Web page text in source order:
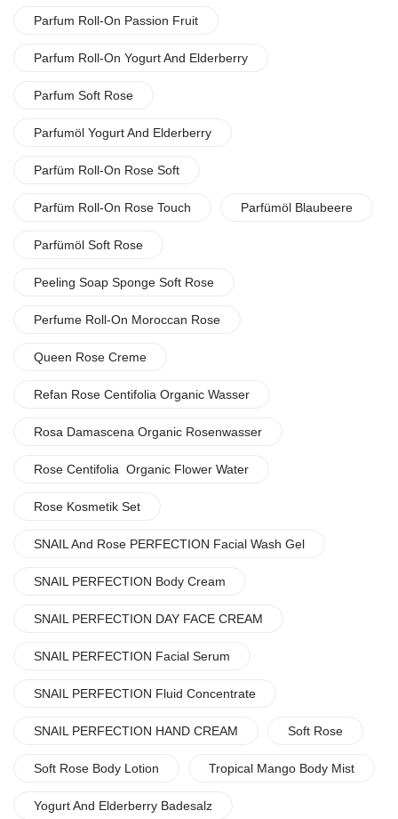
Parfum Roll-On Passion Fruit
Parfum Roll-On Yogurt And Elderberry
Parfum Soft Rose
Parfumöl Yogurt And Elderberry
Parfüm Roll-On Rose Soft
Parfüm Roll-On Rose Touch Parfümöl Blaubeere
Parfümöl Soft Rose
Peeling Soap Sponge Soft Rose
Perfume Roll-On Moroccan Rose
Queen Rose Creme
Refan Rose Centifolia Organic Wasser
Rosa Damascena Organic Rosenwasser
Rose Centifolia Organic Flower Water
Rose Kosmetik Set
SNAIL And Rose PERFECTION Facial Wash Gel
SNAIL PERFECTION Body Cream
SNAIL PERFECTION DAY FACE CREAM
SNAIL PERFECTION Facial Serum
SNAIL PERFECTION Fluid Concentrate
SNAIL PERFECTION HAND CREAM Soft Rose
Soft Rose Body Lotion Tropical Mango Body Mist
Yogurt And Elderberry Badesalz